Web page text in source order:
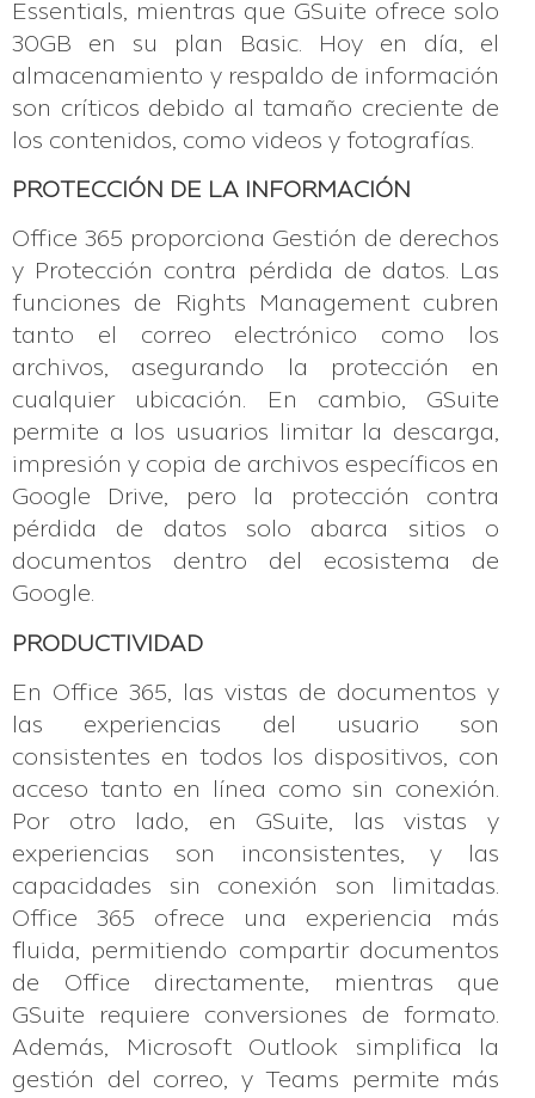
Essentials, mientras que GSuite ofrece solo
30GB en su plan Basic. Hoy en día, el
almacenamiento y respaldo de información
son críticos debido al tamaño creciente de
los contenidos, como videos y fotografías.
PROTECCIÓN DE LA INFORMACIÓN
Office 365 proporciona Gestión de derechos
y Protección contra pérdida de datos. Las
funciones de Rights Management cubren
tanto el correo electrónico como los
archivos, asegurando la protección en
cualquier ubicación. En cambio, GSuite
permite a los usuarios limitar la descarga,
impresión y copia de archivos específicos en
Google Drive, pero la protección contra
pérdida de datos solo abarca sitios o
documentos dentro del ecosistema de
Google.
PRODUCTIVIDAD
En Office 365, las vistas de documentos y
las experiencias del usuario son
consistentes en todos los dispositivos, con
acceso tanto en línea como sin conexión.
Por otro lado, en GSuite, las vistas y
experiencias son inconsistentes, y las
capacidades sin conexión son limitadas.
Office 365 ofrece una experiencia más
fluida, permitiendo compartir documentos
de Office directamente, mientras que
GSuite requiere conversiones de formato.
Además, Microsoft Outlook simplifica la
gestión del correo, y Teams permite más